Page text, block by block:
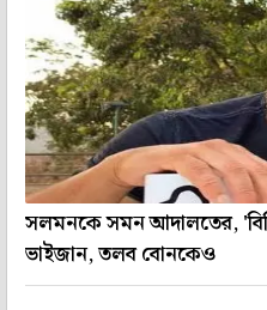
সলমনকে সমন আদালতের,
ভাইজান, তলব বোনকেও